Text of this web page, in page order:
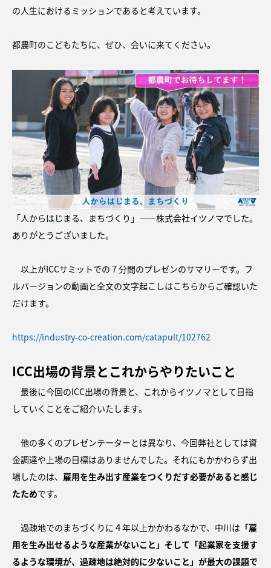
の人生におけるミッションであると考えています。
都農町のこどもたちに、ぜひ、会いに来てください。
「人からはじまる、まちづくり」――株式会社イツノマでした。
ありがとうございました。
以上がICCサミットでの７分間のプレゼンのサマリーです。フ
ルバージョンの動画と全文の文字起こしはこちらからご確認いた
だけます。
https://industry-co-creation.com/catapult/102762
ICC出場の背景とこれからやりたいこと
最後に今回のICC出場の背景と、これからイツノマとして目指
していくことをご紹介いたします。
他の多くのプレゼンテーターとは異なり、今回弊社としては資
金調達や上場の目標はありませんでした。それにもかかわらず出
場したのは、 雇用を生み出す産業をつくりだす必要があると感じ
たためです。
過疎地でのまちづくりに４年以上かかわるなかで、中川は 「雇
用を生み出せるような産業がないこと」そして「起業家を支援す
るような環境が、過疎地は絶対的に少ないこと」が最大の課題で